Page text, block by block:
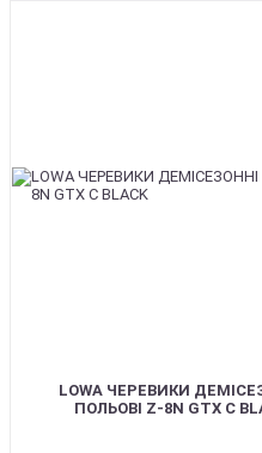
LOWA ЧЕРЕВИКИ
ПОЛЬОВІ Z-8N GTX C